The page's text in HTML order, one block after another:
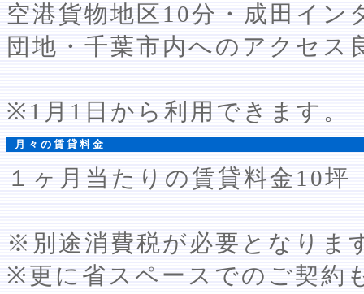
空港貨物地区10分・成田イン
団地・千葉市内へのアクセス
※1月1日から利用できます。
月々の賃貸料金
１ヶ月当たりの賃貸料金10
※別途消費税が必要となりま
※更に省スペースでのご契約